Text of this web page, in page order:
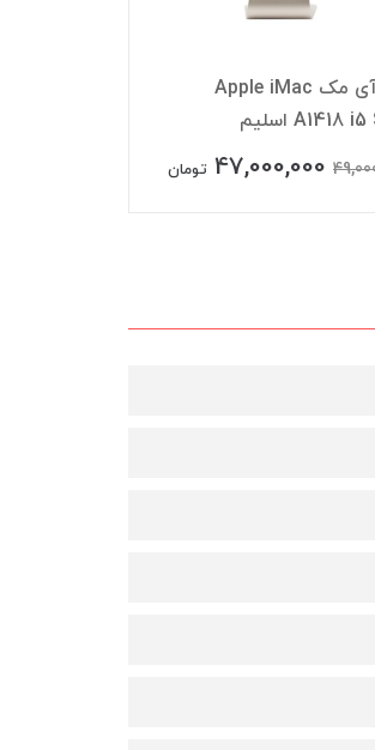
اپل آی مک Apple iMac
A1418 Core i5 1TB
40,000,000
37,000,000